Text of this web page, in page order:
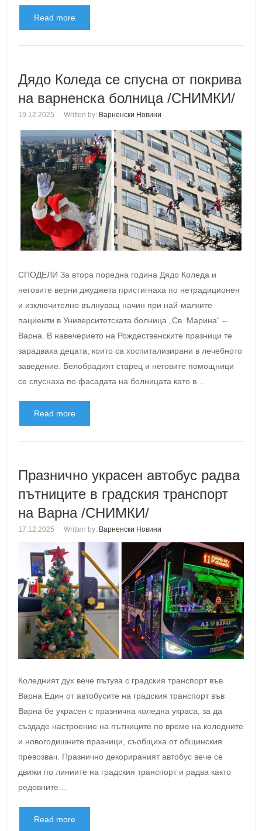
Read more
Дядо Коледа се спусна от покрива
на варненска болница /СНИМКИ/
19.12.2025 Written by: Варненски Новини
СПОДЕЛИ За втора поредна година Дядо Коледа и
неговите верни джуджета пристигнаха по нетрадиционен
и изключително вълнуващ начин при най-малките
пациенти в Университетската болница „Св. Марина“ –
Варна. В навечерието на Рождественските празници те
зарадваха децата, които са хоспитализирани в лечебното
заведение. Белобрадият старец и неговите помощници
се спуснаха по фасадата на болницата като в…
Read more
Празнично украсен автобус радва
пътниците в градския транспорт
на Варна /СНИМКИ/
17.12.2025 Written by: Варненски Новини
Коледният дух вече пътува с градския транспорт във
Варна Един от автобусите на градския транспорт във
Варна бе украсен с празнична коледна украса, за да
създаде настроение на пътниците по време на коледните
и новогодишните празници, съобщиха от общинския
превозвач. Празнично декорираният автобус вече се
движи по линиите на градския транспорт и радва както
редовните…
Read more